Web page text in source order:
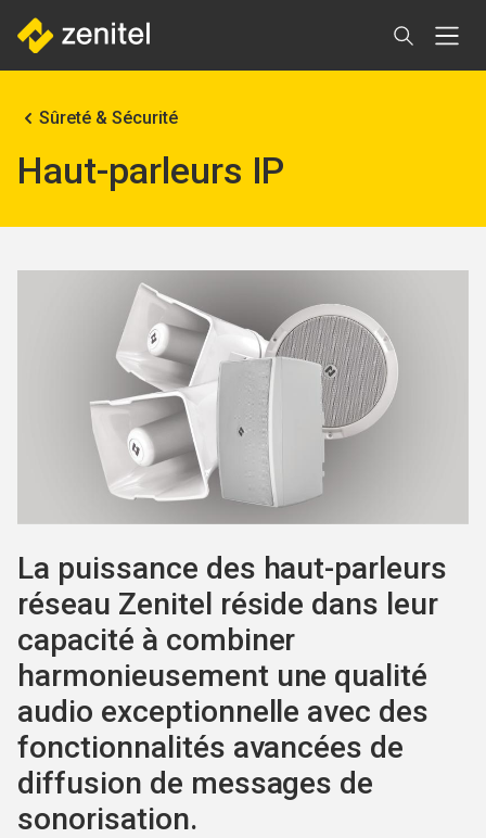
contenu
Fil Sûreté & Sécurité
Haut-parleurs IP
La puissance des haut-parleurs
réseau Zenitel réside dans leur
capacité à combiner
harmonieusement une qualité
audio exceptionnelle avec des
fonctionnalités avancées de
diffusion de messages de
sonorisation.